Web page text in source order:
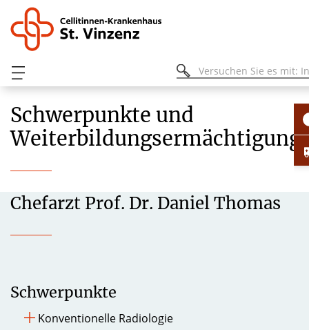
Schwerpunkte und
Chefarzt Prof. Dr. Daniel Thomas
Schwerpunkte
Konventionelle Radiologie